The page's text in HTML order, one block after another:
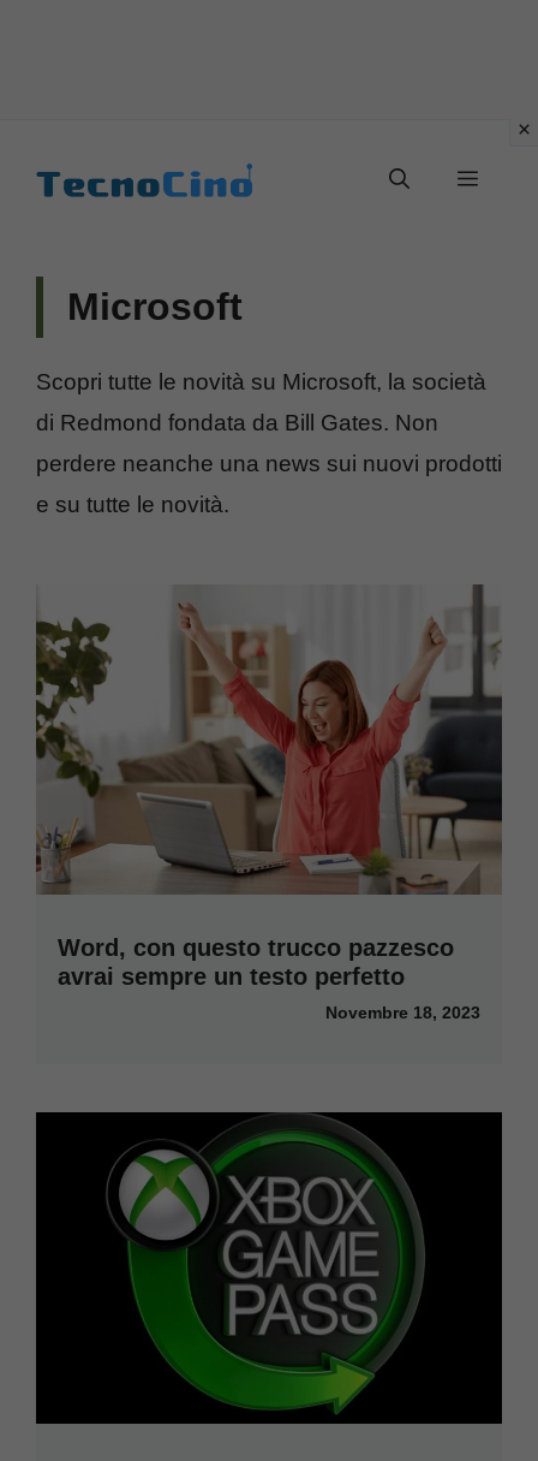
Menu
Microsoft
Scopri tutte le novità su Microsoft, la società
di Redmond fondata da Bill Gates. Non
perdere neanche una news sui nuovi prodotti
e su tutte le novità.
Word, con questo trucco pazzesco
avrai sempre un testo perfetto
Novembre 18, 2023